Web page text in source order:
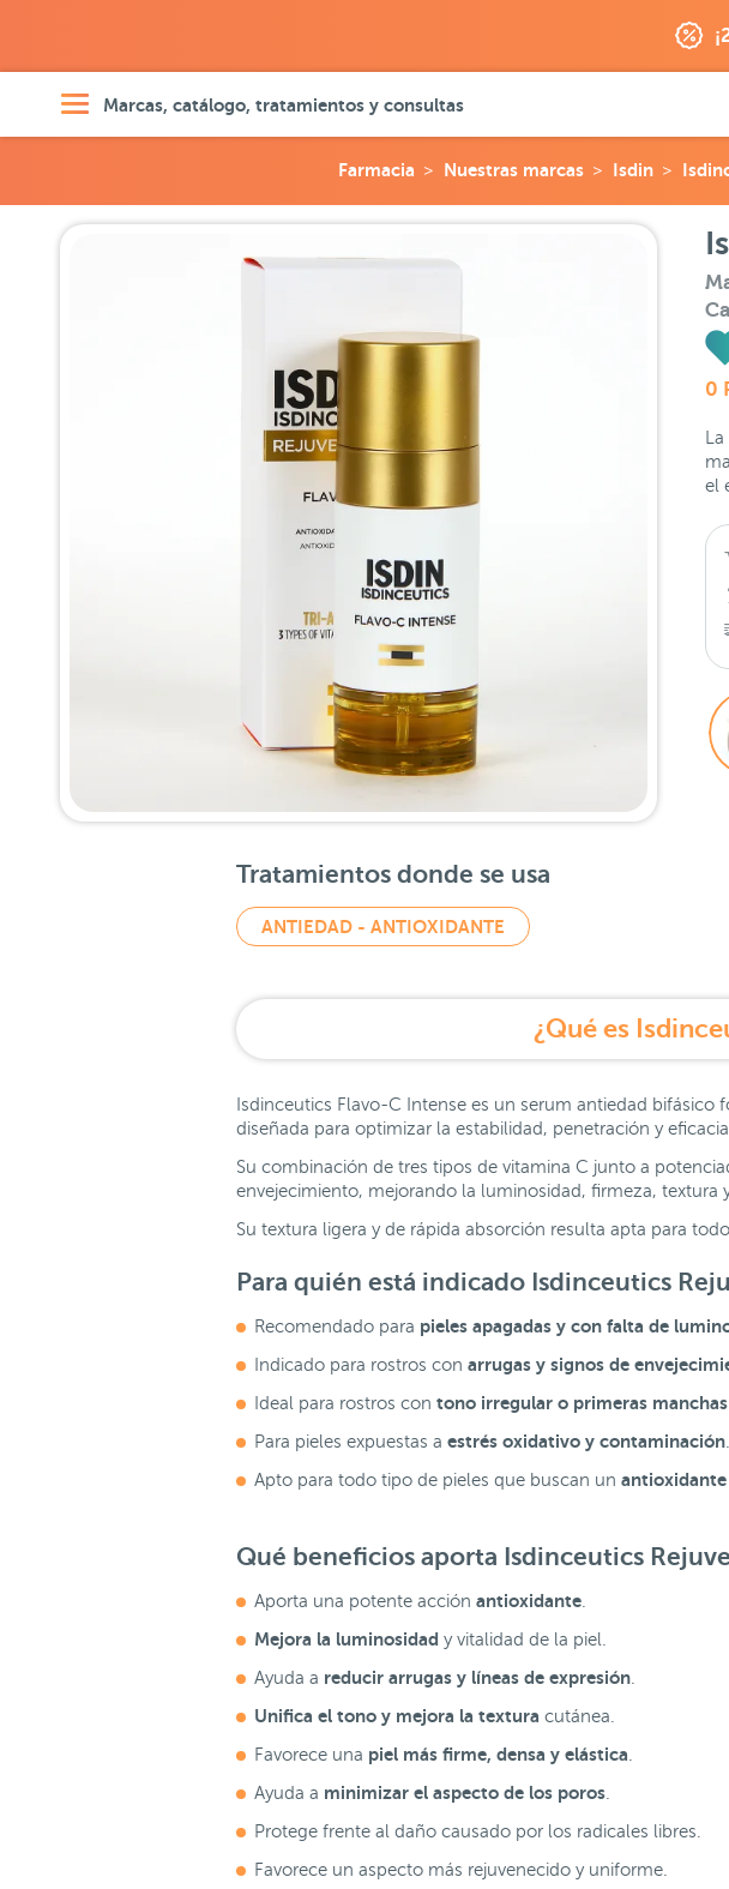
Marcas, catálogo, tratamientos y consultas
Farmacia Nuestras marcas Isdin
0
el
Tratamientos donde se usa
ANTIEDAD - ANTIOXIDANTE
¿Qué es
Isdinceutics Flavo-C Intense es un serum antiedad
diseñada para optimizar la estabilidad, penetración y
Su combinación de tres tipos de vitamina C junto a
envejecimiento, mejorando la luminosidad, firmeza, textura
Su textura ligera y de rápida absorción resulta apta para
Para quién está indicado Isdinceutics
Recomendado para pieles apagadas y con falta de
Indicado para rostros con arrugas y signos de
Ideal para rostros con tono irregular o primeras manchas
Para pieles expuestas a estrés oxidativo y contaminación
Apto para todo tipo de pieles que buscan un antioxidante
Qué beneficios aporta Isdinceutics
Aporta una potente acción antioxidante
Mejora la luminosidad y vitalidad de la piel.
Ayuda a reducir arrugas y líneas de expresión
Unifica el tono y mejora la textura cutánea.
Favorece una piel más firme, densa y elástica
Ayuda a minimizar el aspecto de los poros
Protege frente al daño causado por los radicales libres.
Favorece un aspecto más rejuvenecido y uniforme.